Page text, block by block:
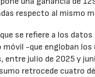
respecto al mismo
se refiere a los
móvil -que engloban
entre julio de 2025 y
retrocede cuatro